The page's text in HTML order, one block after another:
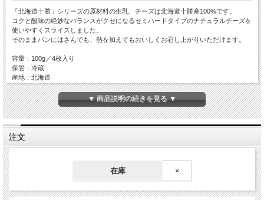
「北海道十勝」シリーズの原材料の生乳、チーズは北海道十勝産100%です。
コクと酸味の絶妙なバランスがクセになるセミハードタイプのナチュラルチーズを
使いやすくスライスしました。
そのままパンにはさんでも、熱を加えてもおいしくお召し上がりいただけます。
容量：100g／4枚入り
保管：冷蔵
産地：北海道
取扱：よつ葉乳業
▼ 商品説明の続きを見る ▼
注文
在庫 ×